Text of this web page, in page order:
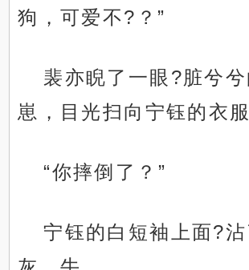
狗，可爱不?？”
裴亦睨了一眼?脏兮
崽，目光扫向宁钰的衣服
“你摔倒了？”
宁钰的白短袖上面?